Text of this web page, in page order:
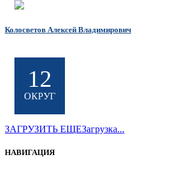
Колосветов Алексей Владимирович
12
ОКРУГ
ЗАГРУЗИТЬ ЕЩЕЗагрузка...
НАВИГАЦИЯ